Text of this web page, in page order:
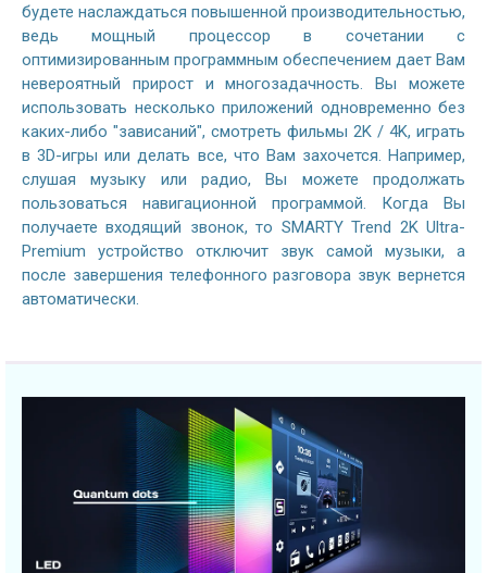
будете наслаждаться повышенной производительностью,
ведь мощный процессор в сочетании с
оптимизированным программным обеспечением дает Вам
невероятный прирост и многозадачность. Вы можете
использовать несколько приложений одновременно без
каких-либо "зависаний", смотреть фильмы 2K / 4K, играть
в 3D-игры или делать все, что Вам захочется. Например,
слушая музыку или радио, Вы можете продолжать
пользоваться навигационной программой. Когда Вы
получаете входящий звонок, то SMARTY Trend 2K Ultra-
Premium устройство отключит звук самой музыки, а
после завершения телефонного разговора звук вернется
автоматически.